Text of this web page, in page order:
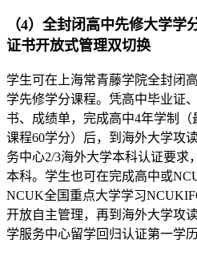
（4）全封闭高中先修大学学
证书开放式管理双切换
学生可在上海常青藤学院全封闭
学先修学分课程。凭高中毕业证
书、成绩单，完成高中4年学制（
课程60学分）后，到海外大学攻
务中心2/3海外大学本科认证要求
本科。学生也可在完成高中或
NCUK全国重点大学学习
开放自主管理，再到海外大学攻
学服务中心留学回归认证第一学历